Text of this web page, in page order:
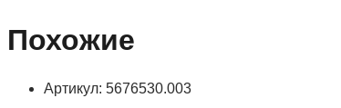
Похожие
Артикул: 5676530.003